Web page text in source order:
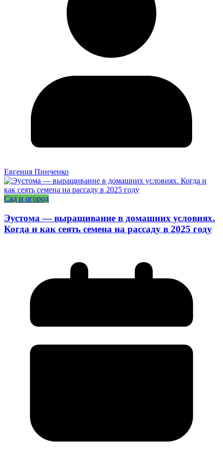
Евгения Пинченко
Сад и огород
Эустома — выращивание в домашних условиях.
Когда и как сеять семена на рассаду в 2025 году